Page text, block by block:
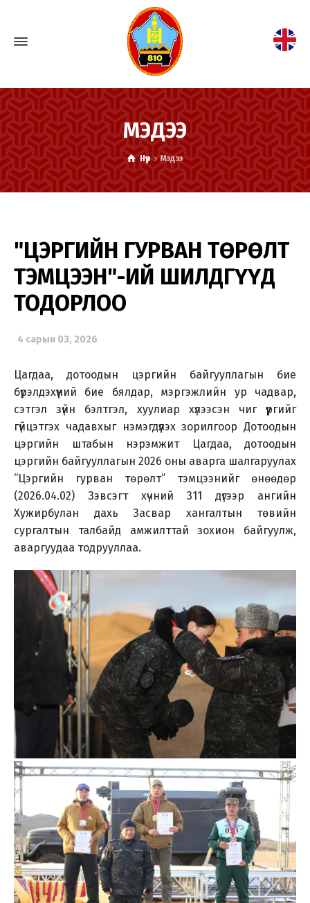
МЭДЭЭ
Нүүр Мэдээ
"ЦЭРГИЙН ГУРВАН ТӨРӨЛТ
ТЭМЦЭЭН"-ИЙ ШИЛДГҮҮД
ТОДОРЛОО
4 сарын 03, 2026
Цагдаа, дотоодын цэргийн байгууллагын бие
бүрэлдэхүүний бие бялдар, мэргэжлийн ур чадвар,
сэтгэл зүйн бэлтгэл, хуулиар хүлээсэн чиг үүргийг
гүйцэтгэх чадавхыг нэмэгдүүлэх зорилгоор Дотоодын
цэргийн штабын нэрэмжит Цагдаа, дотоодын
цэргийн байгууллагын 2026 оны аварга шалгаруулах
“Цэргийн гурван төрөлт” тэмцээнийг өнөөдөр
(2026.04.02) Зэвсэгт хүчний 311 дүгээр ангийн
Хужирбулан дахь Засвар хангалтын төвийн
сургалтын талбайд амжилттай зохион байгуулж,
аваргуудаа тодрууллаа.